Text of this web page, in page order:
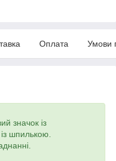
Оплата Умови
значок із
шпилькою.